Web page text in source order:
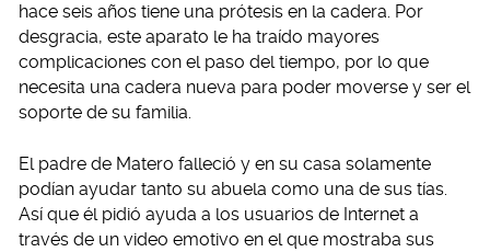
hace seis años tiene una prótesis en la cadera. Por
desgracia, este aparato le ha traído mayores
complicaciones con el paso del tiempo, por lo que
necesita una cadera nueva para poder moverse y ser el
soporte de su familia.
El padre de Matero falleció y en su casa solamente
podían ayudar tanto su abuela como una de sus tías.
Así que él pidió ayuda a los usuarios de Internet a
través de un video emotivo en el que mostraba sus